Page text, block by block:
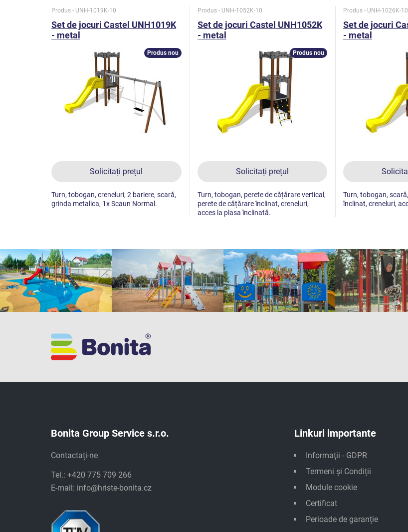
Produs - UNH-1019K-10
Set de jocuri Castel UNH1019K
- metal
Solicitați prețul
Produs nou
Turn, tobogan, creneluri, 2 bariere, scară,
grinda metalica, 1x Scaun Normal.
Produs - UNH-1052K-10
Set de jocuri Castel UNH1052K
- metal
Solicitați prețul
Produs nou
Turn, tobogan, perete de cățărare vertical,
perete de cățărare înclinat, creneluri,
acces la plasa înclinată.
Produs - UNH-1026K-10
Set de jocuri
- metal
Turn, tobogan,
înclinat, creneluri,
Bonita Group Service s.r.o.
Contactați-ne
Tel.: +420 775 709 266
E-mail: info@hriste-bonita.cz
Linkuri importante
Informaţii - GDPR
Termeni și Condiții
Module cookie
Certificat
Perioade de garanție